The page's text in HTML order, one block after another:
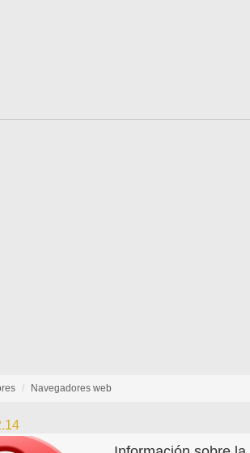
Navegadores web